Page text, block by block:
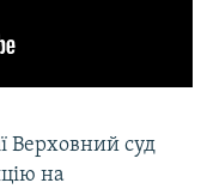
Верховний суд
на